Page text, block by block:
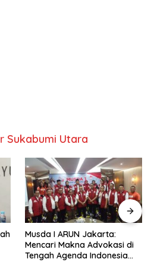
Sukabumi Utara
Musda I ARUN Jakarta:
Mencari Makna Advokasi di
Tengah Agenda Indonesia